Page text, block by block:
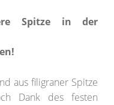
Spitze in der
aus filigraner Spitze
Dank des festen